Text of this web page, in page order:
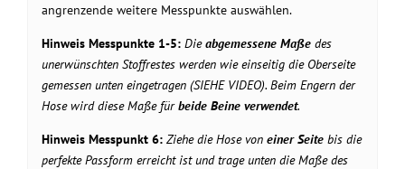
angrenzende weitere Messpunkte auswählen.
Hinweis Messpunkte 1-5: Dieabgemessene Maße des
unerwünschten Stoffrestes werden wie einseitig die Oberseite
gemessen unten eingetragen (SIEHE VIDEO). Beim Engern der
Hose wird diese Maße fürbeide Beine verwendet.
Hinweis Messpunkt 6: Ziehe die Hose von einer Seite bis die
perfekte Passform erreicht ist und trage unten die Maße des